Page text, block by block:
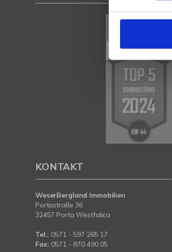
KONTAKT
WeserBergland Immobilien
Portastraße 36
32457 Porta Westfalica
Tel.: 0571 - 597 265 17
Fax: 0571 - 870 490 05